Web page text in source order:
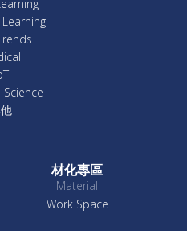
材化專區
Material
Work Space